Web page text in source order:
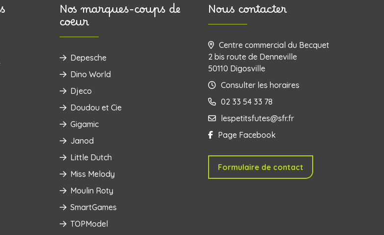
Nos marques-coups de
coeur
Depesche
Dino World
Djeco
Doudou et Cie
Gigamic
Janod
Little Dutch
Miss Melody
Moulin Roty
SmartGames
TOPModel
Nous contacter
Centre commercial du Becquet
2 bis route de Denneville
50110 Digosville
Consulter les horaires
02 33 54 33 78
lespetitsfutes@sfr.fr
Page Facebook
Formulaire de contact